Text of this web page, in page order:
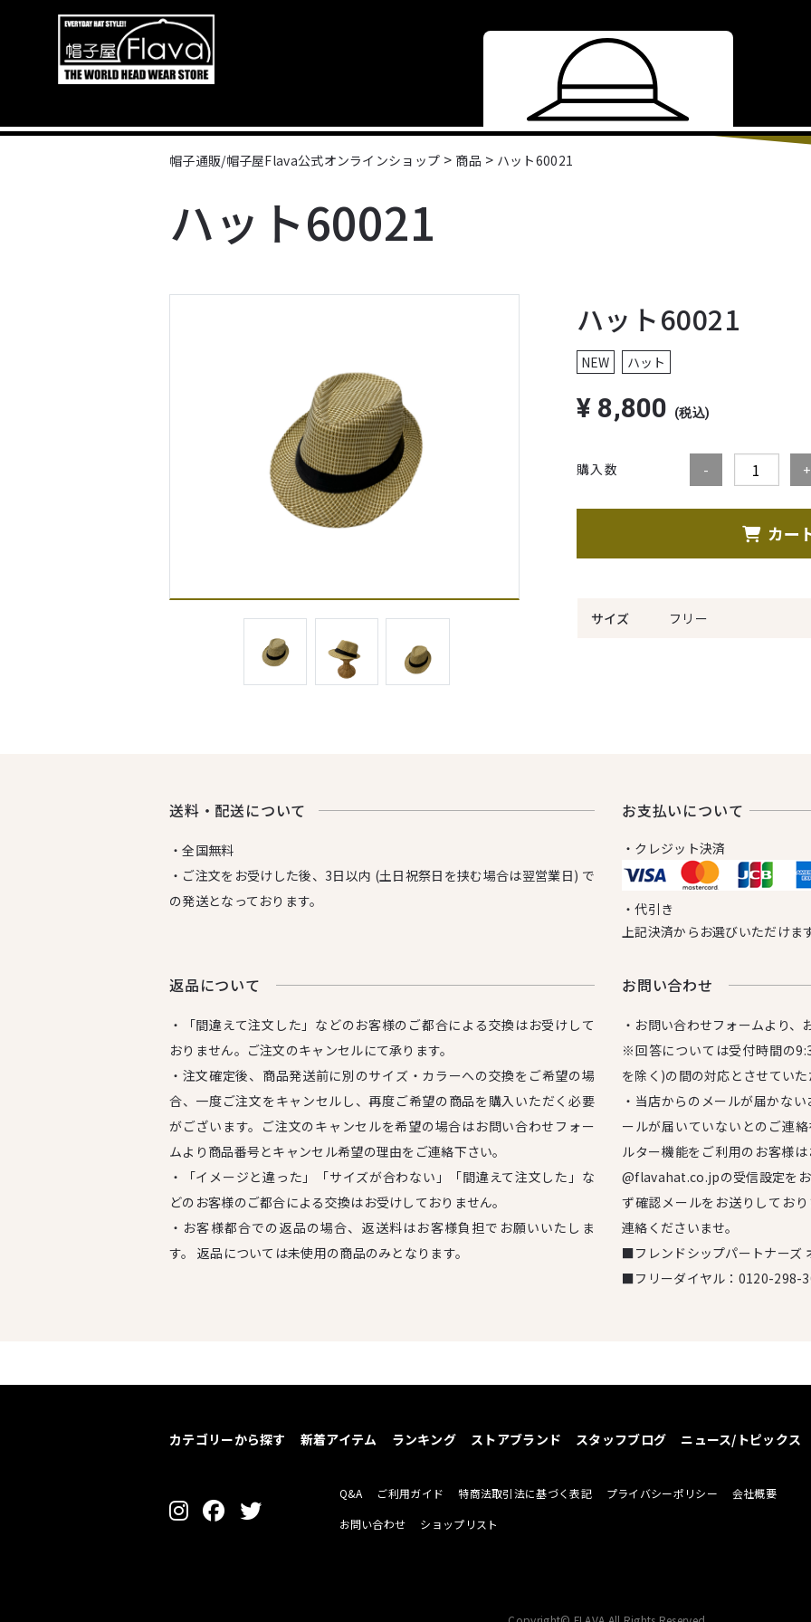
帽子通販/帽子屋Flava公式オンラインショップ > 商品 > ハット60021
ハット60021
ハット60021
NEW ハット
¥8,800 (税込)
購入数
カー
サイズ フリー
送料・配送について
・全国無料
・ご注文をお受けした後、3日以内 (土日祝祭日を挟む場合は翌営業日) で
の発送となっております。
お⽀払いについて
・クレジット決済
・代引き
上記決済からお選びいただけます
返品について
・「間違えて注文した」などのお客様のご都合による交換はお受けして
おりません。ご注文のキャンセルにて承ります。
・注文確定後、商品発送前に別のサイズ・カラーへの交換をご希望の場
合、一度ご注文をキャンセルし、再度ご希望の商品を購入いただく必要
がございます。ご注文のキャンセルを希望の場合はお問い合わせフォー
ムより商品番号とキャンセル希望の理由をご連絡下さい。
・「イメージと違った」「サイズが合わない」「間違えて注文した」な
どのお客様のご都合による交換はお受けしておりません。
・お客様都合での返品の場合、返送料はお客様負担でお願いいたしま
す。 返品については未使用の商品のみとなります。
お問い合わせ
・お問い合わせフォームより、
※回答については受付時間の
を除く)の間の対応とさせていた
・当店からのメールが届かな
ールが届いていないとのご連
ルター機能をご利用のお客様
@flavahat.co.jpの受信設定を
ず確認メールをお送りしてお
連絡くださいませ。
■フレンドシップパートナーズ
■フリーダイヤル： 0120-298-
カテゴリーから探す 新着アイテム ランキング ストアブランド スタッフブログ ニュース/トピックス
Q&A ご利用ガイド 特商法取引法に基づく表記 プライバシーポリシー 会社概要
お問い合わせ ショップリスト